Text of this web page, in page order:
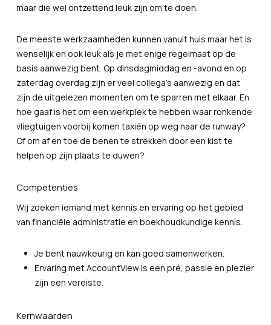
maar die wel ontzettend leuk zijn om te doen.
De meeste werkzaamheden kunnen vanuit huis maar het is
wenselijk en ook leuk als je met enige regelmaat op de
basis aanwezig bent. Op dinsdagmiddag en -avond en op
zaterdag overdag zijn er veel collega’s aanwezig en dat
zijn de uitgelezen momenten om te sparren met elkaar. En
hoe gaaf is het om een werkplek te hebben waar ronkende
vliegtuigen voorbij komen taxiën op weg naar de runway?
Of om af en toe de benen te strekken door een kist te
helpen op zijn plaats te duwen?
Competenties
Wij zoeken iemand met kennis en ervaring op het gebied
van financiële administratie en boekhoudkundige kennis.
Je bent nauwkeurig en kan goed samenwerken.
Ervaring met AccountView is een pré, passie en plezier
zijn een vereiste.
Kernwaarden